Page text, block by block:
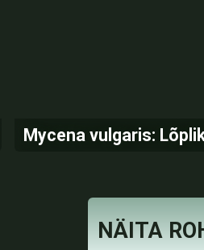
Mycena vulgaris:
NÄITA